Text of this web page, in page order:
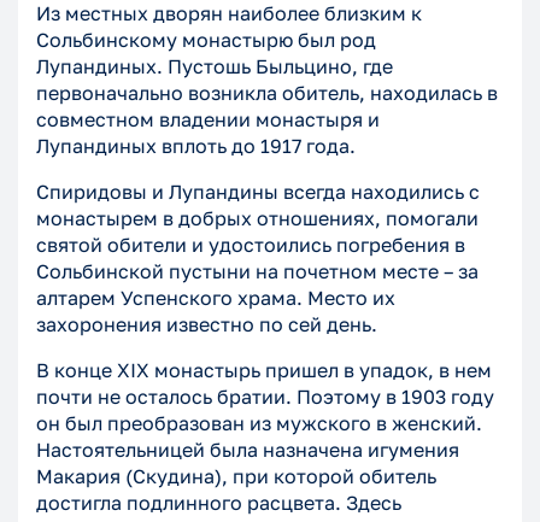
Из местных дворян наиболее близким к
Сольбинскому монастырю был род
Лупандиных. Пустошь Быльцино, где
первоначально возникла обитель, находилась в
совместном владении монастыря и
Лупандиных вплоть до 1917 года.
Спиридовы и Лупандины всегда находились с
монастырем в добрых отношениях, помогали
святой обители и удостоились погребения в
Сольбинской пустыни на почетном месте – за
алтарем Успенского храма. Место их
захоронения известно по сей день.
В конце XIX монастырь пришел в упадок, в нем
почти не осталось братии. Поэтому в 1903 году
он был преобразован из мужского в женский.
Настоятельницей была назначена игумения
Макария (Скудина), при которой обитель
достигла подлинного расцвета. Здесь